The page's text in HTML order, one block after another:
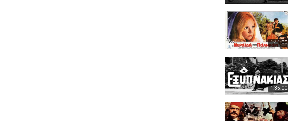
1:41:00
1:35:00